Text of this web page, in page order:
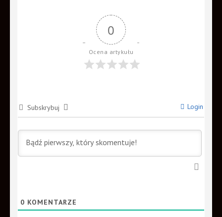
0
Ocena artykułu
Subskrybuj Login
0 KOMENTARZE